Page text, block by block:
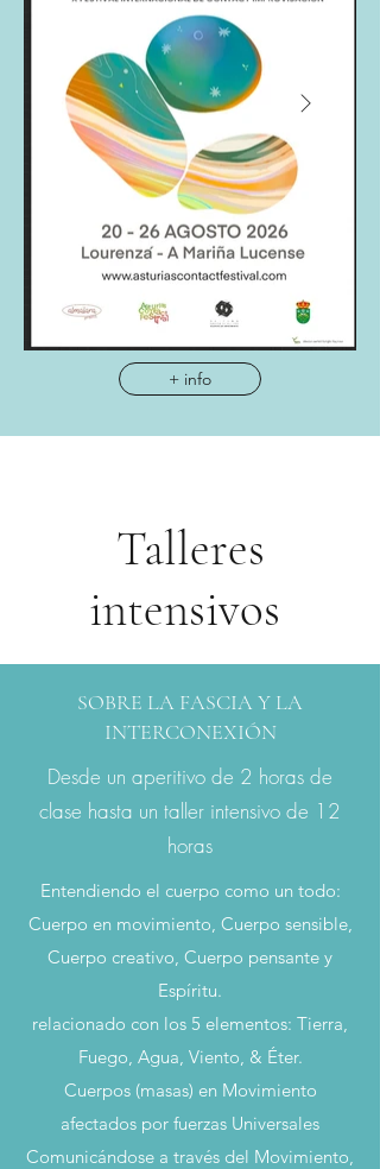
+ info
Talleres
intensivos
SOBRE LA FASCIA Y LA
INTERCONEXIÓN
Desde un aperitivo de 2 horas de
clase hasta un taller intensivo de 12
horas
Entendiendo el cuerpo como un todo:
Cuerpo en movimiento, Cuerpo sensible,
Cuerpo creativo, Cuerpo pensante y
Espíritu.
relacionado con los 5 elementos: Tierra,
Fuego, Agua, Viento, & Éter.
Cuerpos (masas) en Movimiento
afectados por fuerzas Universales
Comunicándose a través del Movimiento,